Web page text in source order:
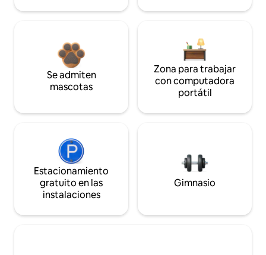
Se admiten
mascotas
Zona para trabajar
con computadora
portátil
Estacionamiento
gratuito en las
instalaciones
Gimnasio